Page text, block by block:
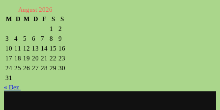
August 2026
M D M D F S
S
1
2
3
4 5 6 7 8
9
10 11 12 13 14 15 16
17 18 19 20 21 22 23
24 25 26 27 28 29 30
31
« Dez.